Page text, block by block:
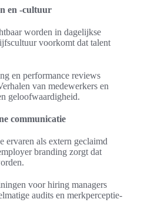
en -cultuur
worden in dagelijkse
voorkomt dat talent
en performance reviews
van medewerkers en
geloofwaardigheid.
communicatie
ervaren als extern geclaimd
branding zorgt dat
voor hiring managers
audits en merkperceptie-